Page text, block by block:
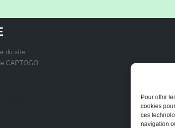
Pour offrir
cookies
ces
navigation
du site
CAPTOGO
AU CAFAB: JUIN 2026